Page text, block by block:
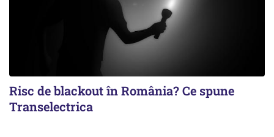
Risc de blackout în România? Ce spune
Transelectrica